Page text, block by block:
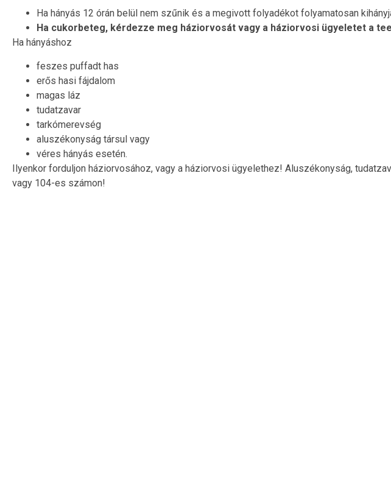
Ha hányás 12 órán belül nem szűnik és a megivott folyadékot folyamatosan
Ha cukorbeteg, kérdezze meg háziorvosát vagy a háziorvosi ügyeletet a
Ha hányáshoz
feszes puffadt has
erős hasi fájdalom
magas láz
tudatzavar
tarkómerevség
aluszékonyság társul vagy
véres hányás esetén.
Ilyenkor forduljon háziorvosához, vagy a háziorvosi ügyelethez! Aluszékonyság,
vagy 104-es számon!